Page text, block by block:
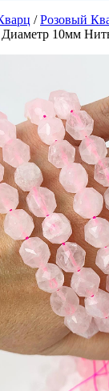
/Розовый
10мм